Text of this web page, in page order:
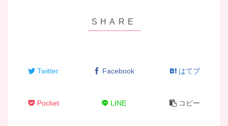
Twitter Facebook はてブ
Pocket LINE コピー